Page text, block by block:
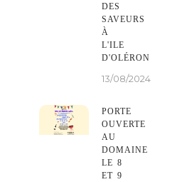
DES
SAVEURS
À
L'ILE
D'OLÉRON
13/08/2024
PORTE
OUVERTE
AU
DOMAINE
LE 8
ET 9